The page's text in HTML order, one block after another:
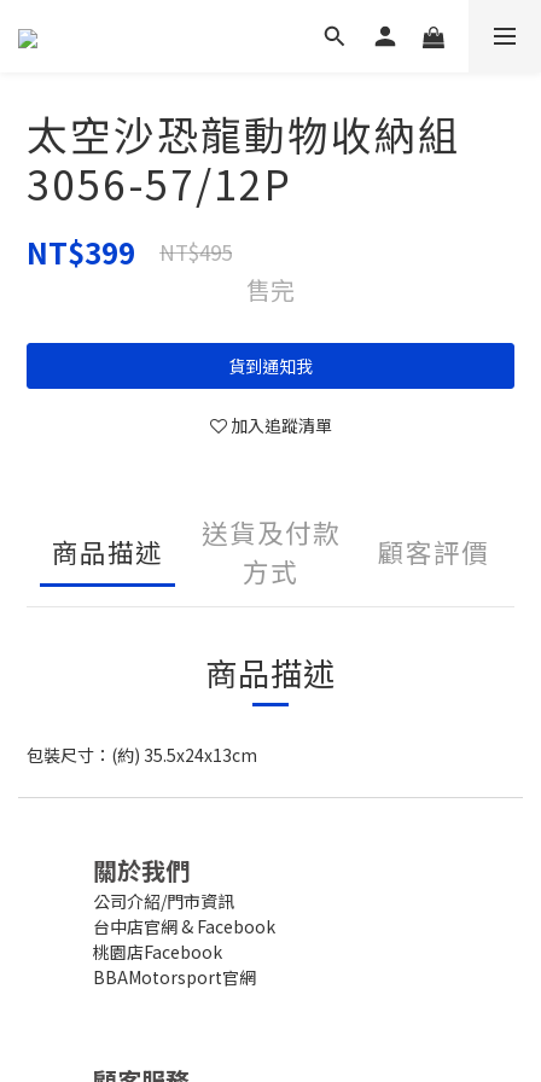
太空沙恐龍動物收納組
3056-57/12P
NT$399 NT$495
售完
貨到通知我
加入追蹤清單
商品描述
送貨及付款
方式
顧客評價
商品描述
包裝尺寸：(約) 35.5x24x13cm
關於我們
公司介紹/門市資訊
台中店官網& Facebook
桃園店Facebook
BBAMotorsport官網